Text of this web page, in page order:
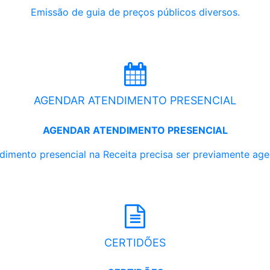
Emissão de guia de preços públicos diversos.
AGENDAR ATENDIMENTO PRESENCIAL
AGENDAR ATENDIMENTO PRESENCIAL
presencial na Receita precisa ser previamente
CERTIDÕES